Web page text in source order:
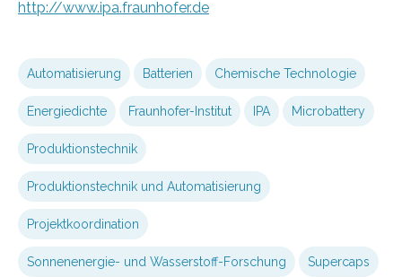
http://www.ipa.fraunhofer.de
Automatisierung Batterien Chemische Technologie
Energiedichte Fraunhofer-Institut IPA Microbattery
Produktionstechnik
Produktionstechnik und Automatisierung
Projektkoordination
Sonnenenergie- und Wasserstoff-Forschung Supercaps